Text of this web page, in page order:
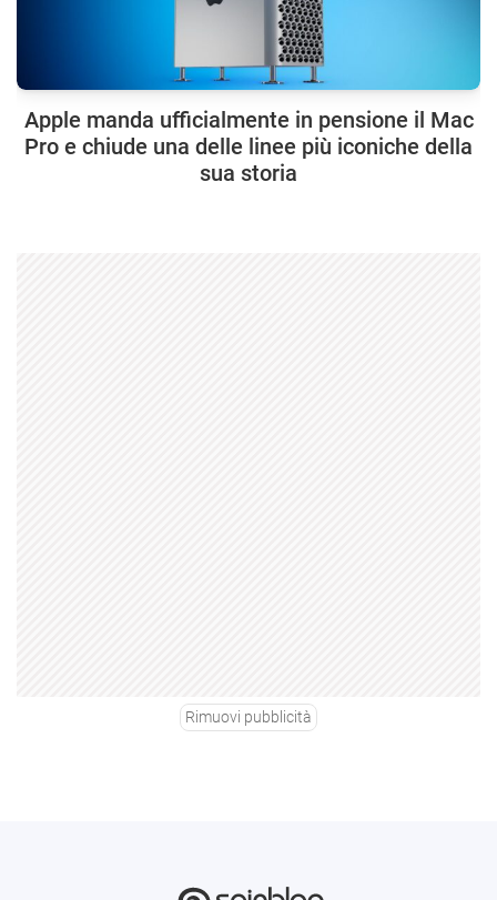
Apple manda ufficialmente in pensione il Mac
Pro e chiude una delle linee più iconiche della
sua storia
Rimuovi pubblicità